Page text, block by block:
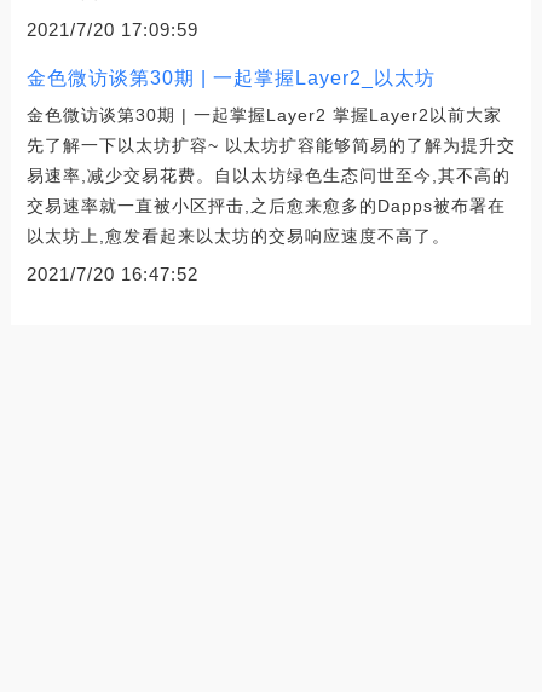
2021/7/20 17:09:59
金色微访谈第30期 | 一起掌握Layer2_以太坊
金色微访谈第30期 | 一起掌握Layer2 掌握Layer2以前大家
先了解一下以太坊扩容~ 以太坊扩容能够简易的了解为提升交
易速率,减少交易花费。自以太坊绿色生态问世至今,其不高的
交易速率就一直被小区抨击,之后愈来愈多的Dapps被布署在
以太坊上,愈发看起来以太坊的交易响应速度不高了。
2021/7/20 16:47:52